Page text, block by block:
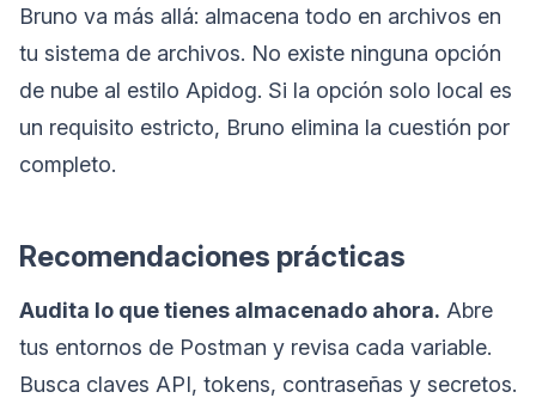
Bruno va más allá: almacena todo en archivos en
tu sistema de archivos. No existe ninguna opción
de nube al estilo Apidog. Si la opción solo local es
un requisito estricto, Bruno elimina la cuestión por
completo.
Recomendaciones prácticas
Audita lo que tienes almacenado ahora. Abre
tus entornos de Postman y revisa cada variable.
Busca claves API, tokens, contraseñas y secretos.